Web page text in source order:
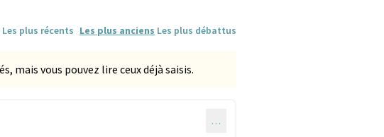
Les plus récents Les plus anciens Les plus débattus
mais vous pouvez lire ceux déjà saisis.
…